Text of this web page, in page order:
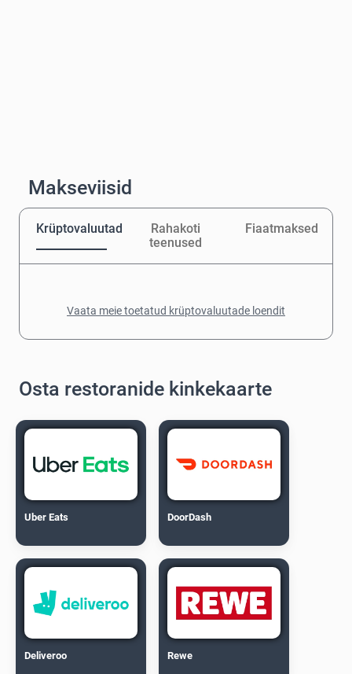
Makseviisid
Krüptovaluutad
Rahakoti
teenused
Fiaatmaksed
Vaata meie toetatud krüptovaluutade loendit
Osta restoranide kinkekaarte
Uber Eats DoorDash
Deliveroo Rewe